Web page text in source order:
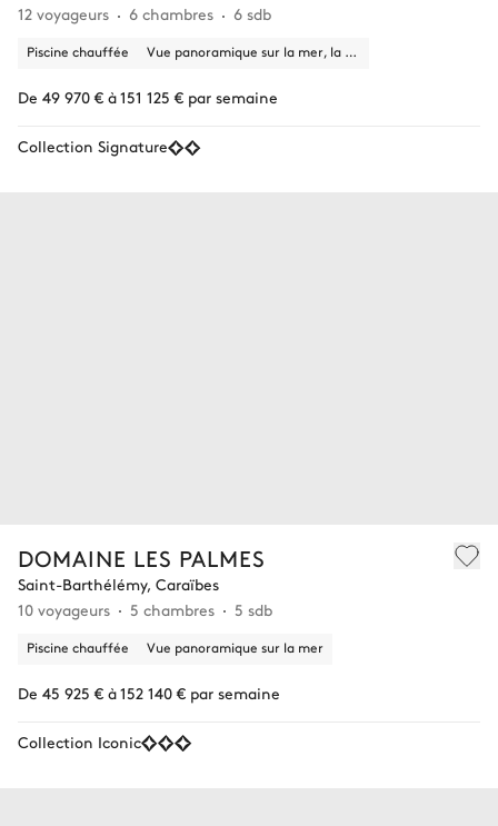
12 voyageurs
6 chambres 6 sdb
Piscine chauffée Vue panoramique sur la mer, la nature
De 49 970 € à 151 125 € par semaine
Collection Signature
DOMAINE LES PALMES
Saint-Barthélémy, Caraïbes
10 voyageurs
5 chambres 5 sdb
Piscine chauffée Vue panoramique sur la mer
De 45 925 € à 152 140 € par semaine
Collection Iconic